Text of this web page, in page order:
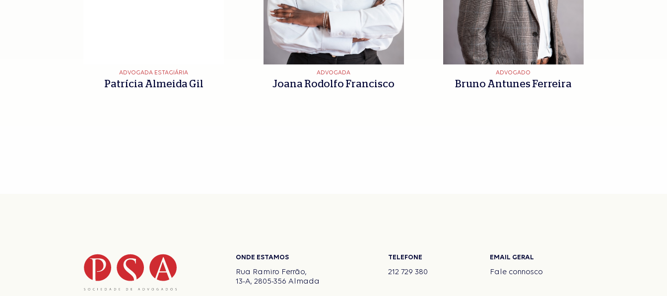
ADVOGADA ESTAGIÁRIA
Patrícia Almeida Gil
ADVOGADA
Joana Rodolfo Francisco
ADVOGADO
Bruno Antunes Ferreira
ONDE ESTAMOS
Rua Ramiro Ferrão,
13-A, 2805-356 Almada
TELEFONE
212 729 380
EMAIL GERAL
Fale connosco